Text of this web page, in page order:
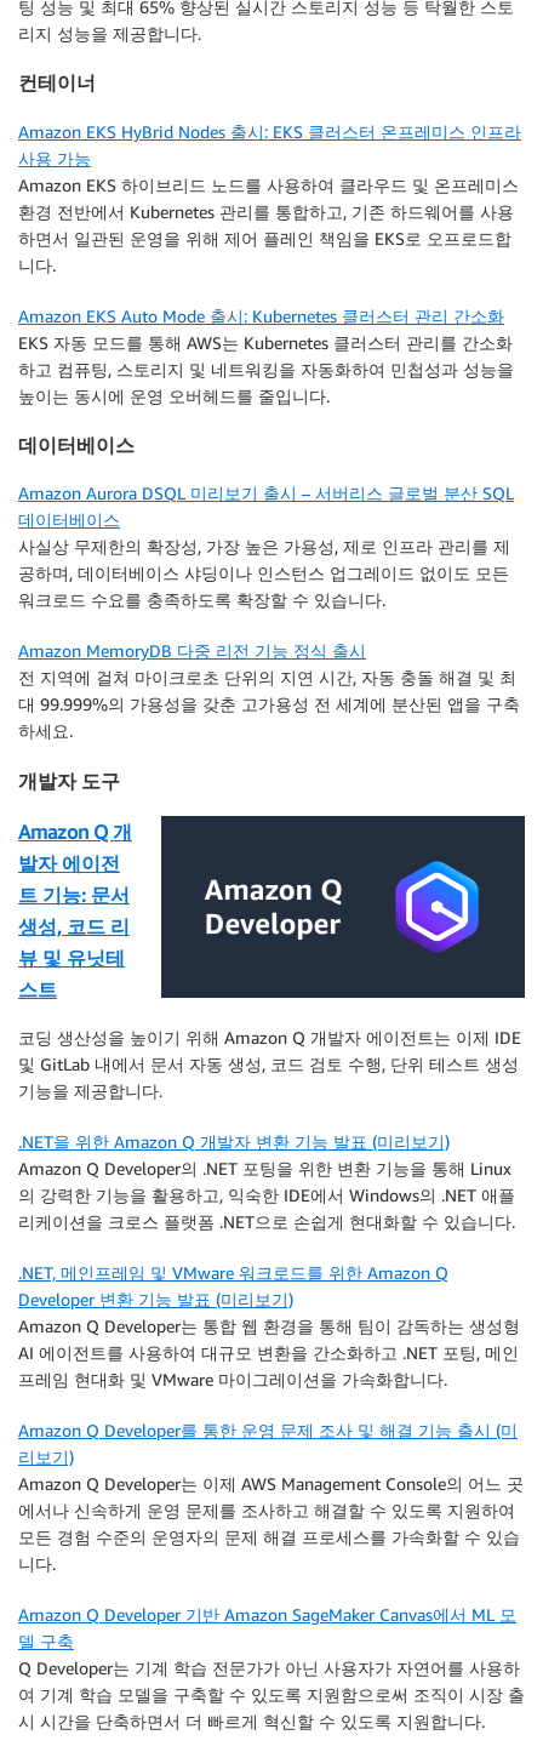
팅 성능 및 최대 65% 향상된 실시간 스토리지 성능 등 탁월한 스토
리지 성능을 제공합니다.
컨테이너
Amazon EKS HyBrid Nodes 출시: EKS 클러스터 온프레미스 인프라
사용 가능
Amazon EKS 하이브리드 노드를 사용하여 클라우드 및 온프레미스
환경 전반에서 Kubernetes 관리를 통합하고, 기존 하드웨어를 사용
하면서 일관된 운영을 위해 제어 플레인 책임을 EKS로 오프로드합
니다.
Amazon EKS Auto Mode 출시: Kubernetes 클러스터 관리 간소화
EKS 자동 모드를 통해 AWS는 Kubernetes 클러스터 관리를 간소화
하고 컴퓨팅, 스토리지 및 네트워킹을 자동화하여 민첩성과 성능을
높이는 동시에 운영 오버헤드를 줄입니다.
데이터베이스
Amazon Aurora DSQL 미리보기 출시 – 서버리스 글로벌 분산 SQL
데이터베이스
사실상 무제한의 확장성, 가장 높은 가용성, 제로 인프라 관리를 제
공하며, 데이터베이스 샤딩이나 인스턴스 업그레이드 없이도 모든
워크로드 수요를 충족하도록 확장할 수 있습니다.
Amazon MemoryDB 다중 리전 기능 정식 출시
전 지역에 걸쳐 마이크로초 단위의 지연 시간, 자동 충돌 해결 및 최
대 99.999%의 가용성을 갖춘 고가용성 전 세계에 분산된 앱을 구축
하세요.
개발자 도구
Amazon Q 개
발자 에이전
트 기능: 문서
생성, 코드 리
뷰 및 유닛테
스트
코딩 생산성을 높이기 위해 Amazon Q 개발자 에이전트는 이제 IDE
및 GitLab 내에서 문서 자동 생성, 코드 검토 수행, 단위 테스트 생성
기능을 제공합니다.
.NET을 위한 Amazon Q 개발자 변환 기능 발표 (미리보기)
Amazon Q Developer의 .NET 포팅을 위한 변환 기능을 통해 Linux
의 강력한 기능을 활용하고, 익숙한 IDE에서 Windows의 .NET 애플
리케이션을 크로스 플랫폼 .NET으로 손쉽게 현대화할 수 있습니다.
.NET, 메인프레임 및 VMware 워크로드를 위한 Amazon Q
Developer 변환 기능 발표 (미리보기)
Amazon Q Developer는 통합 웹 환경을 통해 팀이 감독하는 생성형
AI 에이전트를 사용하여 대규모 변환을 간소화하고 .NET 포팅, 메인
프레임 현대화 및 VMware 마이그레이션을 가속화합니다.
Amazon Q Developer를 통한 운영 문제 조사 및 해결 기능 출시 (미
리보기)
Amazon Q Developer는 이제 AWS Management Console의 어느 곳
에서나 신속하게 운영 문제를 조사하고 해결할 수 있도록 지원하여
모든 경험 수준의 운영자의 문제 해결 프로세스를 가속화할 수 있습
니다.
Amazon Q Developer 기반 Amazon SageMaker Canvas에서 ML 모
델 구축
Q Developer는 기계 학습 전문가가 아닌 사용자가 자연어를 사용하
여 기계 학습 모델을 구축할 수 있도록 지원함으로써 조직이 시장 출
시 시간을 단축하면서 더 빠르게 혁신할 수 있도록 지원합니다.